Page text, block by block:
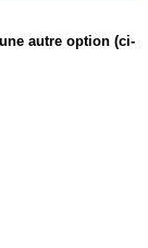
autre option (ci-